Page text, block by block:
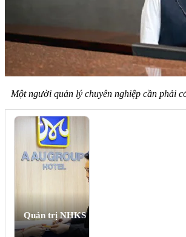
Một người quản lý chuyên nghiệp cần phải
Quản trị NHKS